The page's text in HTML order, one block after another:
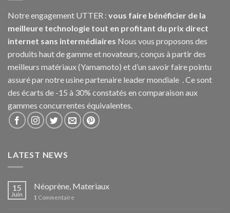
Notre engagement UTTER : vous faire bénéficier de la
meilleure technologie tout en profitant du prix direct
internet sans intermédiaires Nous vous proposons des
produits haut de gamme et novateurs, conçus à partir des
meilleurs matériaux (Yamamoto) et d’un savoir faire pointu
assuré par notre usine partenaire leader mondiale . Ce sont
des écarts de -15 à 30% constatés en comparaison aux
gammes concurrentes équivalentes.
LATEST NEWS
15
Juin
Néoprène, Materiaux
1 Commentaire